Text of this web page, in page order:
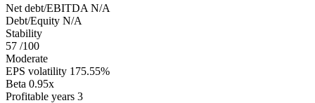
Net debt/EBITDA N/A
Debt/Equity N/A
Stability
57 /100
Moderate
EPS volatility 175.55%
Beta 0.95x
Profitable years 3